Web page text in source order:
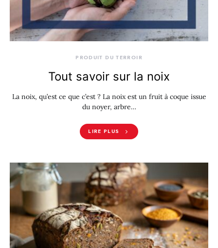
PRODUIT DU TERROIR
Tout savoir sur la noix
La noix, qu’est ce que c’est ? La noix est un fruit à coque issue
du noyer, arbre…
LIRE PLUS